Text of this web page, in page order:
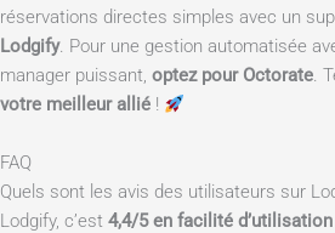
réservations directes simples avec un
Lodgify. Pour une gestion automatisée
manager puissant, optez pour Octorate.
votre meilleur allié !
FAQ
Quels sont les avis des utilisateurs sur
Lodgify, c’est 4,4/5 en facilité